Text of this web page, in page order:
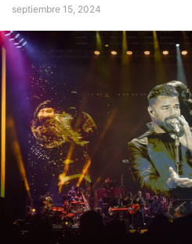
septiembre 15, 2024